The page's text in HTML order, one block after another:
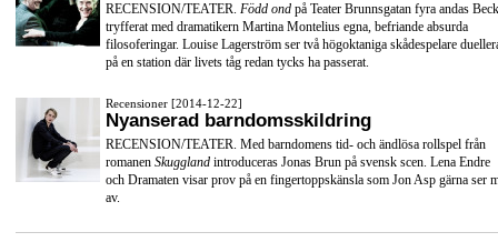
RECENSION/TEATER. Född ond på Teater Brunnsgatan fyra andas
tryfferat med dramatikern Martina Montelius egna, befriande absurda
filosoferingar. Louise Lagerström ser två högoktaniga skådespelare
på en station där livets tåg redan tycks ha passerat.
Recensioner [2014-12-22]
Nyanserad barndomsskildring
RECENSION/TEATER. Med barndomens tid- och ändlösa rollspel från
romanen Skuggland introduceras Jonas Brun på svensk scen. Lena Endre
och Dramaten visar prov på en fingertoppskänsla som Jon Asp gärna ser
av.